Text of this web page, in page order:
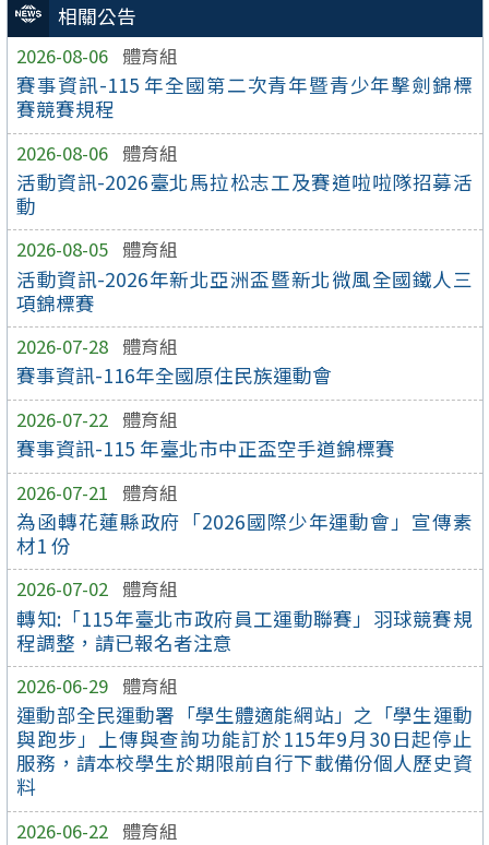
相關公告
2026-08-06 體育組
賽事資訊-115 年全國第二次青年暨青少年擊劍錦標
賽競賽規程
2026-08-06 體育組
活動資訊-2026臺北馬拉松志工及賽道啦啦隊招募活
動
2026-08-05 體育組
活動資訊-2026年新北亞洲盃暨新北微風全國鐵人三
項錦標賽
2026-07-28 體育組
賽事資訊-116年全國原住民族運動會
2026-07-22 體育組
賽事資訊-115 年臺北市中正盃空手道錦標賽
2026-07-21 體育組
為函轉花蓮縣政府「2026國際少年運動會」宣傳素
材1 份
2026-07-02 體育組
轉知:「115年臺北市政府員工運動聯賽」羽球競賽規
程調整，請已報名者注意
2026-06-29 體育組
運動部全民運動署「學生體適能網站」之「學生運動
與跑步」上傳與查詢功能訂於115年9月30日起停止
服務，請本校學生於期限前自行下載備份個人歷史資
料
2026-06-22 體育組